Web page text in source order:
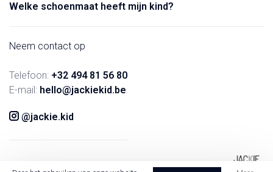
Welke schoenmaat heeft mijn kind?
Neem contact op
Telefoon: +32 494 81 56 80
E-mail: hello@jackiekid.be
@jackie.kid